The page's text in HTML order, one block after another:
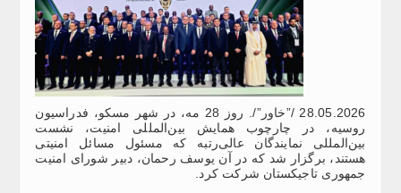
28.05.2026 /”خاور”/. روز 28 مه، در شهر مسکو، فدراسیون
روسیه، در چارچوب همایش بین‌المللی امنیت، نشست
بین‌المللی نمایندگان عالی‌رتبه که مسئول مسائل امنیتی
هستند، برگزار شد که در آن یوسف رحمان، دبیر شورای امنیت
جمهوری تاجیکستان شرکت کرد.